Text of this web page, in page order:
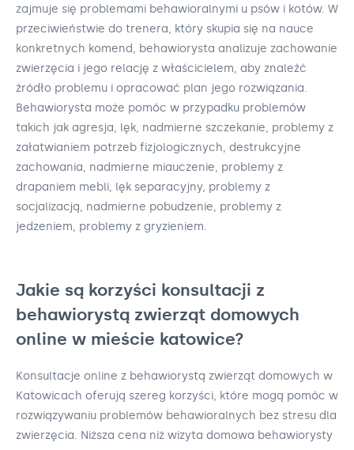
zajmuje się problemami behawioralnymi u psów i kotów. W
przeciwieństwie do trenera, który skupia się na nauce
konkretnych komend, behawiorysta analizuje zachowanie
zwierzęcia i jego relację z właścicielem, aby znaleźć
źródło problemu i opracować plan jego rozwiązania.
Behawiorysta może pomóc w przypadku problemów
takich jak agresja, lęk, nadmierne szczekanie, problemy z
załatwianiem potrzeb fizjologicznych, destrukcyjne
zachowania, nadmierne miauczenie, problemy z
drapaniem mebli, lęk separacyjny, problemy z
socjalizacją, nadmierne pobudzenie, problemy z
jedzeniem, problemy z gryzieniem.
Jakie są korzyści konsultacji z
behawiorystą zwierząt domowych
online w mieście katowice?
Konsultacje online z behawiorystą zwierząt domowych w
Katowicach oferują szereg korzyści, które mogą pomóc w
rozwiązywaniu problemów behawioralnych bez stresu dla
zwierzęcia. Niższa cena niż wizyta domowa behawiorysty